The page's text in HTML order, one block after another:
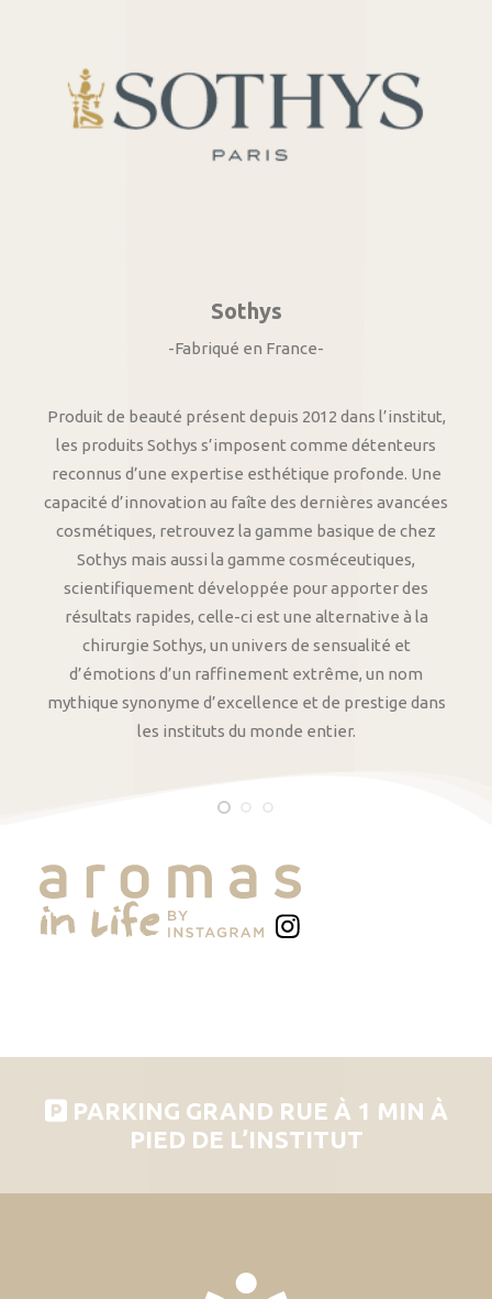
Sothys
-Fabriqué en France-
Produit de beauté présent depuis 2012 dans l’institut,
les produits Sothys s’imposent comme détenteurs
reconnus d’une expertise esthétique profonde. Une
capacité d’innovation au faîte des dernières avancées
cosmétiques, retrouvez la gamme basique de chez
Sothys mais aussi la gamme cosméceutiques,
scientifiquement développée pour apporter des
résultats rapides, celle-ci est une alternative à la
chirurgie Sothys, un univers de sensualité et
d’émotions d’un raffinement extrême, un nom
mythique synonyme d’excellence et de prestige dans
les instituts du monde entier.
PARKING GRAND RUE À 1 MIN À
PIED DE L’INSTITUT